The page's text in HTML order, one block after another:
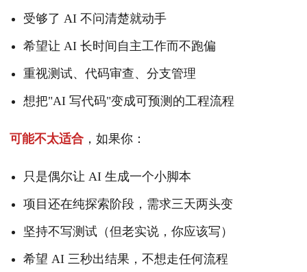
受够了 AI 不问清楚就动手
希望让 AI 长时间自主工作而不跑偏
重视测试、代码审查、分支管理
想把"AI 写代码"变成可预测的工程流程
可能不太适合 ，如果你：
只是偶尔让 AI 生成一个小脚本
项目还在纯探索阶段，需求三天两头变
坚持不写测试（但老实说，你应该写）
希望 AI 三秒出结果，不想走任何流程